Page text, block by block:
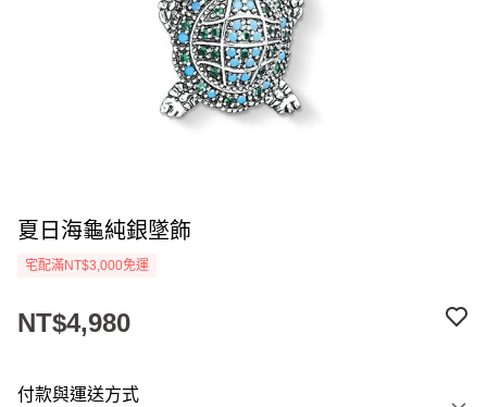
夏日海龜純銀墜飾
宅配滿NT$3,000免運
NT$4,980
付款與運送方式